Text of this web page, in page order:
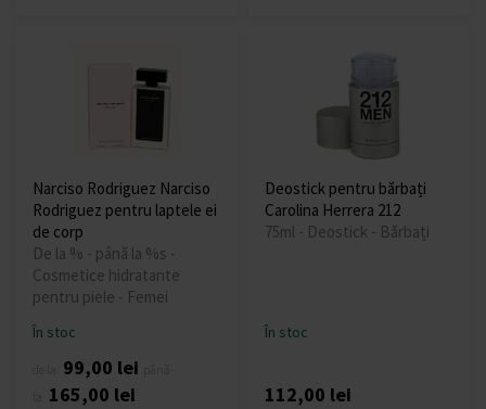
Narciso Rodriguez Narciso
Rodriguez pentru laptele ei
de corp
De la % - până la %s -
Cosmetice hidratante
pentru piele - Femei
În stoc
99,00 lei
165,00 lei
Deostick pentru bărbați
Carolina Herrera 212
75ml - Deostick - Bărbați
În stoc
112,00 lei